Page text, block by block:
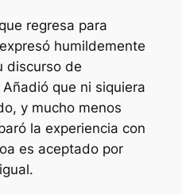
regresa para
expresó humildemente
discurso de
que ni siquiera
y mucho menos
la experiencia con
es aceptado por